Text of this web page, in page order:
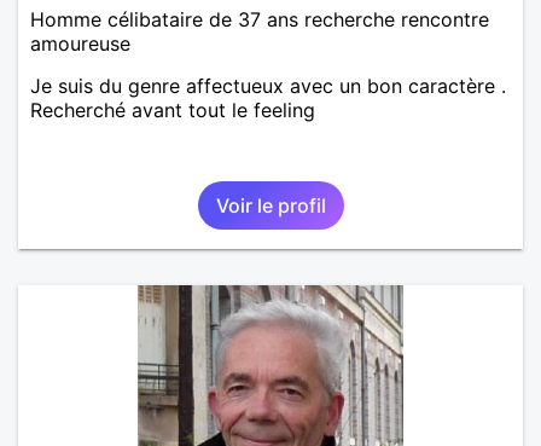
Homme célibataire de 37 ans recherche rencontre
amoureuse
Je suis du genre affectueux avec un bon caractère .
Recherché avant tout le feeling
Voir le profil